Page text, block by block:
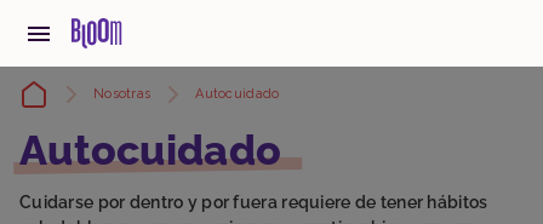
Nosotras Autocuidado
Autocuidado
Cuidarse por dentro y por fuera requiere de tener hábitos